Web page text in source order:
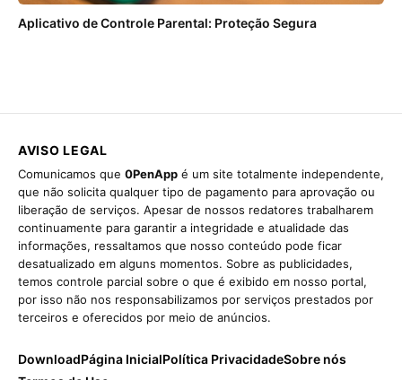
Aplicativo de Controle Parental: Proteção Segura
AVISO LEGAL
Comunicamos que 0PenApp é um site totalmente independente,
que não solicita qualquer tipo de pagamento para aprovação ou
liberação de serviços. Apesar de nossos redatores trabalharem
continuamente para garantir a integridade e atualidade das
informações, ressaltamos que nosso conteúdo pode ficar
desatualizado em alguns momentos. Sobre as publicidades,
temos controle parcial sobre o que é exibido em nosso portal,
por isso não nos responsabilizamos por serviços prestados por
terceiros e oferecidos por meio de anúncios.
DownloadPágina InicialPolítica PrivacidadeSobre nós